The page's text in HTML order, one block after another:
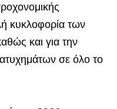
κυκλοφορία των
και για την
σε όλο το